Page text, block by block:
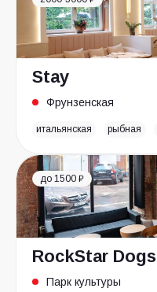
Stay
Фрунзенская
итальянская рыбная
до 1500 ₽
RockStar Dogs
Парк культуры